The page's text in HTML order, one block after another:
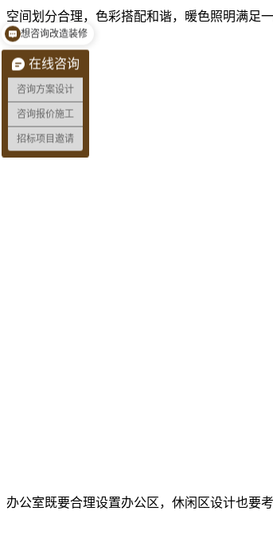
空间划分合理，色彩搭配和谐，暖色照明满足
办公室既要合理设置办公区，休闲区设计也要
在线咨询
咨询方案设计
咨询报价施工
招标项目邀请
想咨询改造装修